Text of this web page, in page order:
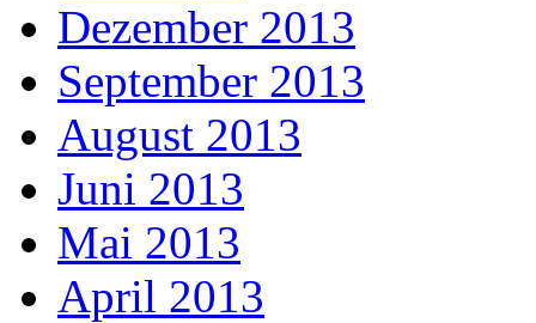
Dezember 2013
September 2013
August 2013
Juni 2013
Mai 2013
April 2013